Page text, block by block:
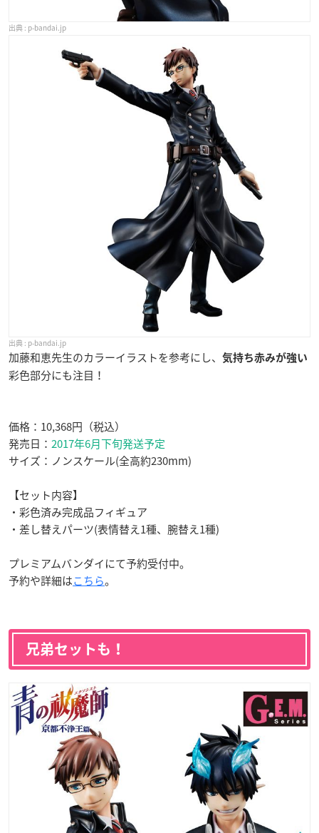
p-bandai.jp
p-bandai.jp
加藤和恵先生のカラーイラストを参考にし、 気持ち赤みが強い
彩色部分にも注目！
価格：10,368円（税込）
発売日： 2017年6月下旬発送予定
サイズ：ノンスケール(全高約230mm)
【セット内容】
・彩色済み完成品フィギュア
・差し替えパーツ(表情替え1種、腕替え1種)
プレミアムバンダイにて予約受付中。
予約や詳細はこちら。
兄弟セットも！